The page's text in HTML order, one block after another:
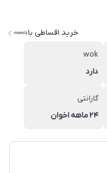
خرید اقساطی با
wok
دارد
گارانتی
۲۴ ماهه اخوان